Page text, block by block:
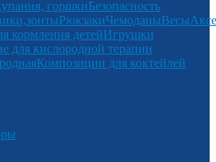
горшкиБезопасность
РюкзакиЧемоданыВесы
кормления детейИгрушки
для кислородной терапии
Композиции для коктейлей